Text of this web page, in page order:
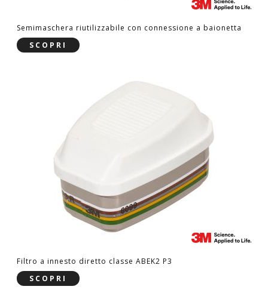
Semimaschera riutilizzabile con connessione a baionetta
SCOPRI
Filtro a innesto diretto classe ABEK2 P3
SCOPRI